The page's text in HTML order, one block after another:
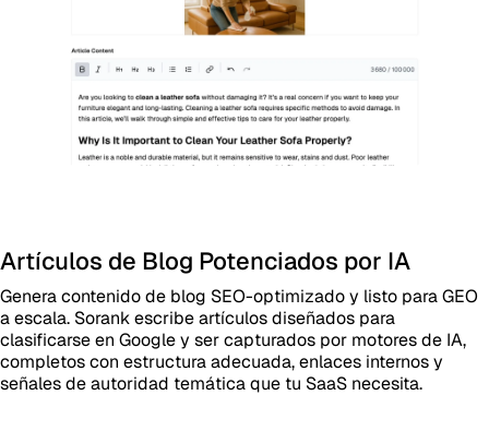
Artículos de Blog Potenciados por IA
Genera contenido de blog SEO-optimizado y listo para GEO
a escala. Sorank escribe artículos diseñados para
clasificarse en Google y ser capturados por motores de IA,
completos con estructura adecuada, enlaces internos y
señales de autoridad temática que tu SaaS necesita.